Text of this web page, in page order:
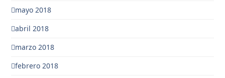
mayo 2018
abril 2018
marzo 2018
febrero 2018